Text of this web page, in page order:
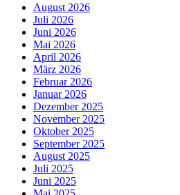
August 2026
Juli 2026
Juni 2026
Mai 2026
April 2026
März 2026
Februar 2026
Januar 2026
Dezember 2025
November 2025
Oktober 2025
September 2025
August 2025
Juli 2025
Juni 2025